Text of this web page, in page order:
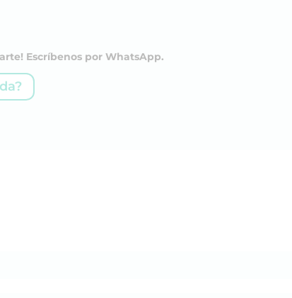
Escríbenos por WhatsApp.